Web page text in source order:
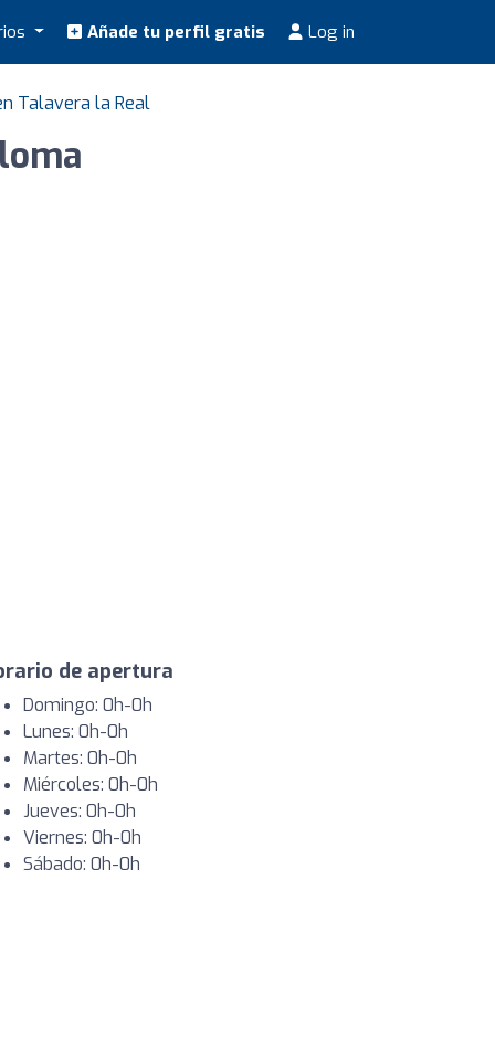
Añade tu perfil gratis Log in
Talavera la Real
de apertura
Domingo: 0h-0h
Lunes: 0h-0h
Martes: 0h-0h
Miércoles: 0h-0h
Jueves: 0h-0h
Viernes: 0h-0h
Sábado: 0h-0h